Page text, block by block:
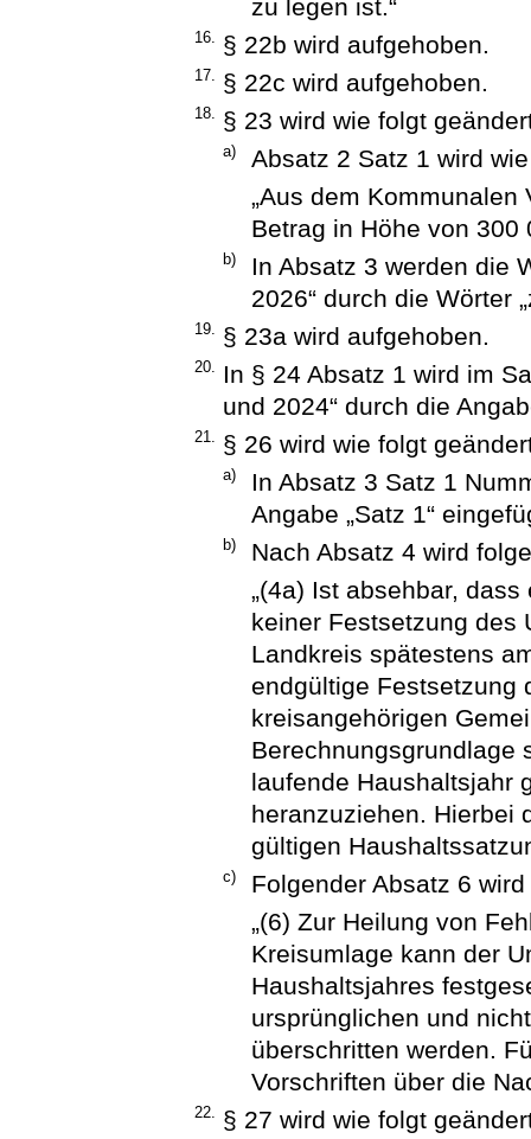
zu legen ist.“
16. § 22b wird aufgehoben.
17. § 22c wird aufgehoben.
18. § 23 wird wie folgt
a)
Absatz 2 Satz 1 wird
„Aus dem
Betrag in Höhe von 300
b)
In Absatz 3 werden die
2026“ durch die Wörter
19. § 23a wird aufgehoben.
20.
In § 24 Absatz 1 wird im
und 2024“ durch die
21. § 26 wird wie folgt
a)
In Absatz 3 Satz 1
Angabe „Satz 1“
b)
Nach Absatz 4 wird
„(4a) Ist absehbar,
keiner Festsetzung des
Landkreis spätestens
endgültige Festsetzung
kreisangehörigen
Berechnungsgrundlage
laufende Haushaltsjahr
heranzuziehen. Hierbei
gültigen
c)
Folgender Absatz 6
„(6) Zur Heilung von
Kreisumlage kann der
Haushaltsjahres
ursprünglichen und
überschritten werden.
Vorschriften über die
22. § 27 wird wie folgt